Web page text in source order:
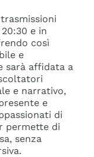
e in
così
e
sarà affidata a
e narrativo,
e
di
permette di
senza